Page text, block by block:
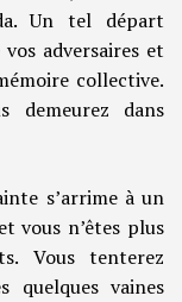
Un tel départ
adversaires et
collective.
demeurez dans
s’arrime à un
vous n’êtes plus
Vous tenterez
quelques vaines